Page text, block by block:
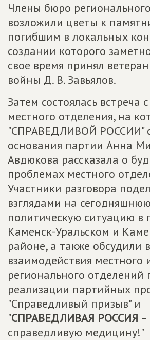
Члены бюро
возложили цветы к
погибшим в локальных
создании которого
свое время принял
войны Д. В. Завьялов.
Затем состоялась встреча
местного отделения, на
"СПРАВЕДЛИВОЙ РОССИИ"
основания партии Анна
Авдюкова рассказала о
проблемах местного
Участники разговора
взглядами на сегодняшнюю
политическую ситуацию в
Каменск-Уральском и
районе, а также обсудили
взаимодействия местного
регионального отделений
реализации партийных
"Справедливый призыв" и
"СПРАВЕДЛИВАЯ РОССИЯ –
справедливую медицину!"